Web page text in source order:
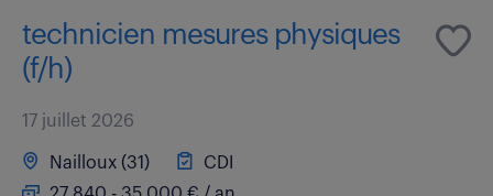
technicien mesures physiques
(f/h)
17 juillet 2026
Nailloux (31)
CDI